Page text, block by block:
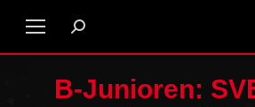
B-Junioren: